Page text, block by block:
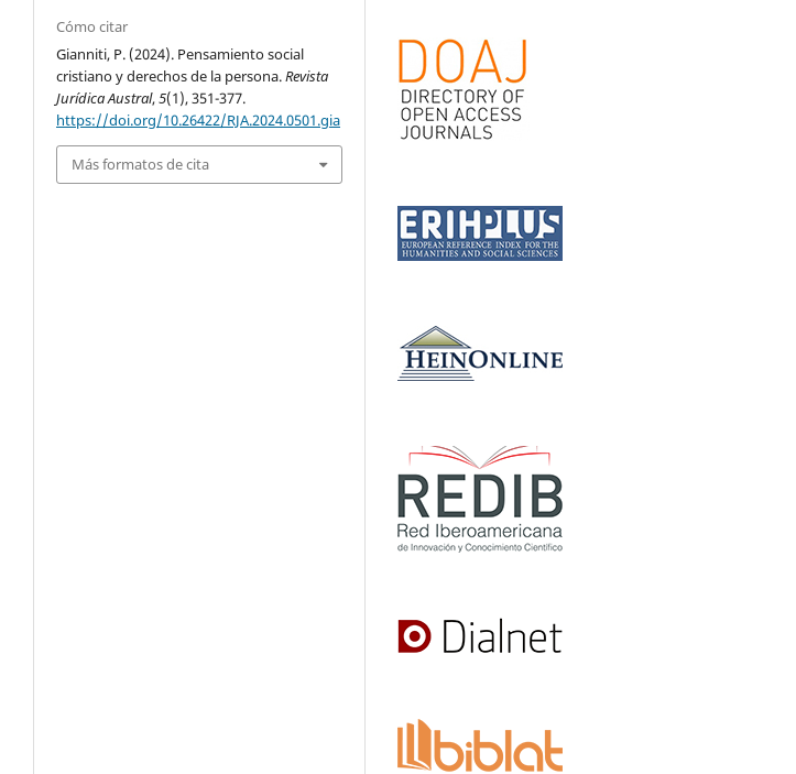
Cómo citar
Gianniti, P. (2024). Pensamiento social
cristiano y derechos de la persona.Revista
Jurídica Austral,5(1), 351-377.
https://doi.org/10.26422/RJA.2024.0501.gia
Más formatos de cita